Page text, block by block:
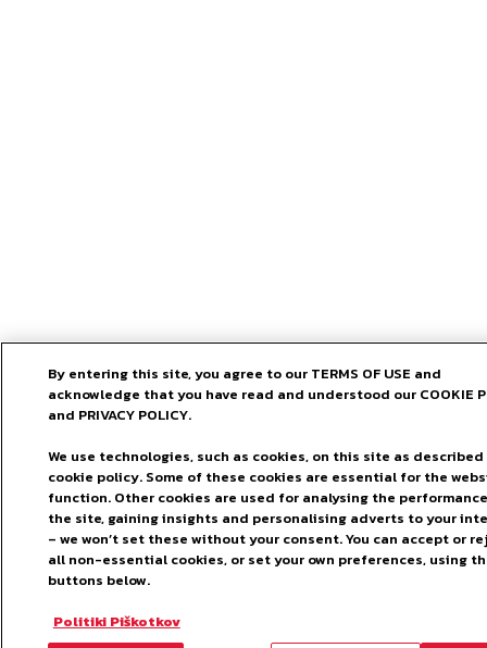
By entering this site, you agree to our TERMS OF USE and
acknowledge that you have read and understood our COOKIE
and PRIVACY POLICY.
We use technologies, such as cookies, on this site as
cookie policy. Some of these cookies are essential for the
function. Other cookies are used for analysing the
the site, gaining insights and personalising adverts to your
– we won’t set these without your consent. You can accept or
all non-essential cookies, or set your own preferences, using
buttons below.
Politiki Piškotkov